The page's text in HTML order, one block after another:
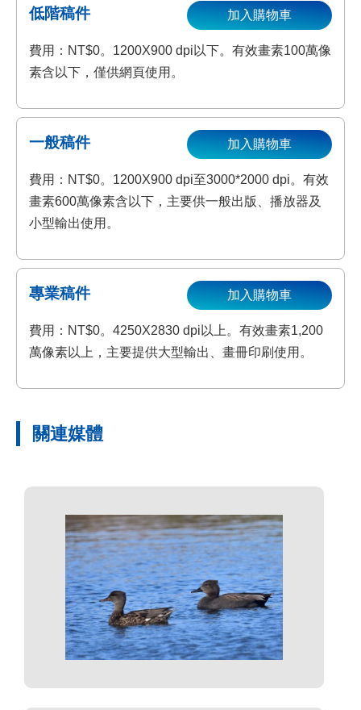
低階稿件
費用：NT$0。1200X900 dpi以下。有效畫素100萬像
素含以下，僅供網頁使用。
加入購物車
一般稿件
費用：NT$0。1200X900 dpi至3000*2000 dpi。有效
畫素600萬像素含以下，主要供一般出版、播放器及
小型輸出使用。
加入購物車
專業稿件
費用：NT$0。4250X2830 dpi以上。有效畫素1,200
萬像素以上，主要提供大型輸出、畫冊印刷使用。
加入購物車
關連媒體